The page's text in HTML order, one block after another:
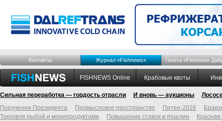
Контакты Журнал «Fishnews» Газета «Fishnews
FISHNEWS Online Крабовые квоты
Сильная переработка — гордость отрасли И вновь — аукционы
Поручения Президента
Промысловое пространство Питер-2026
Торговля рыбой и морепродуктами
Повышение ставок и пошлин